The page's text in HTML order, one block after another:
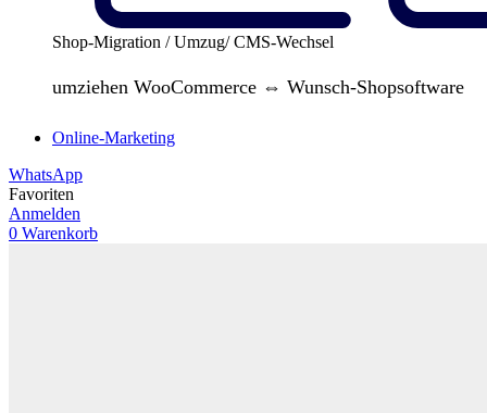
Shop-Migration / Umzug/ CMS-Wechsel
umziehen WooCommerce ⇔ Wunsch-Shopsoftware
Online-Marketing
WhatsApp
Favoriten
Anmelden
0 Warenkorb